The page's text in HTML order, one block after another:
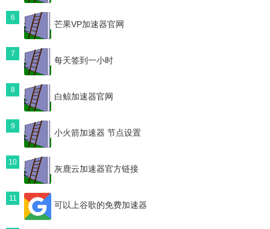
6
芒果VP加速器官网
7
每天签到一小时
8
白鲸加速器官网
9
小火箭加速器 节点设置
10
灰鹿云加速器官方链接
11
可以上谷歌的免费加速器